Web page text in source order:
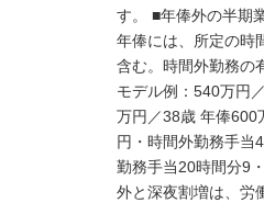
す。 ■年俸外の半期
年俸には、所定の時
含む。時間外勤務の
モデル例：540万円
万円／38歳 年俸600
円・時間外勤務手当
勤務手当20時間分9
外と深夜割増は、